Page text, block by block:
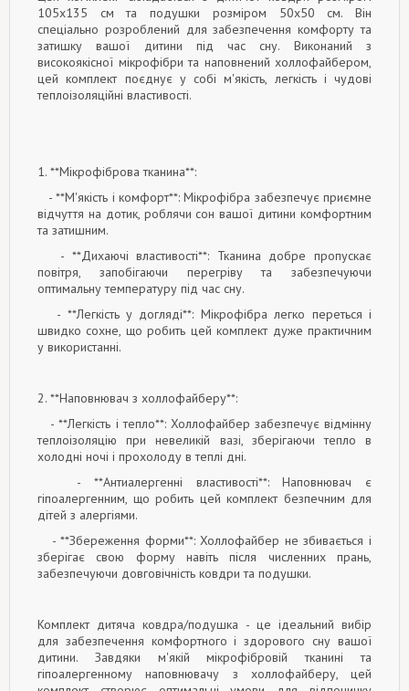
105x135 см та подушки розміром 50x50 см. Він
спеціально розроблений для забезпечення комфорту та
затишку вашої дитини під час сну. Виконаний з
високоякісної мікрофібри та наповнений холлофайбером,
цей комплект поєднує у собі м'якість, легкість і чудові
теплоізоляційні властивості.
1. **Мікрофіброва тканина**:
- **М'якість і комфорт**: Мікрофібра забезпечує приємне
відчуття на дотик, роблячи сон вашої дитини комфортним
та затишним.
- **Дихаючі властивості**: Тканина добре пропускає
повітря, запобігаючи перегріву та забезпечуючи
оптимальну температуру під час сну.
- **Легкість у догляді**: Мікрофібра легко переться і
швидко сохне, що робить цей комплект дуже практичним
у використанні.
2. **Наповнювач з холлофайберу**:
- **Легкість і тепло**: Холлофайбер забезпечує відмінну
теплоізоляцію при невеликій вазі, зберігаючи тепло в
холодні ночі і прохолоду в теплі дні.
- **Антиалергенні властивості**: Наповнювач є
гіпоалергенним, що робить цей комплект безпечним для
дітей з алергіями.
- **Збереження форми**: Холлофайбер не збивається і
зберігає свою форму навіть після численних прань,
забезпечуючи довговічність ковдри та подушки.
Комплект дитяча ковдра/подушка - це ідеальний вибір
для забезпечення комфортного і здорового сну вашої
дитини. Завдяки м'якій мікрофібровій тканині та
гіпоалергенному наповнювачу з холлофайберу, цей